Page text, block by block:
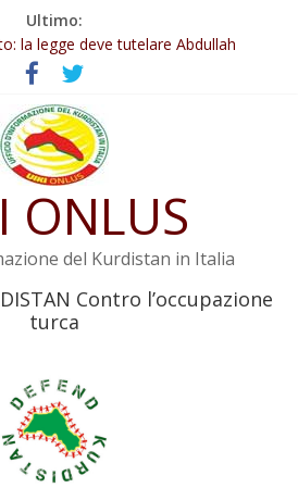
Ultimo:
negativa deve essere trasformata in
la legge deve tutelare Abdullah
Şengal è di nuovo sotto minaccia
di Rêber Apo ostacolerebbe
contro i crimini di guerra
ONLUS
del Kurdistan in Italia
Contro l’occupazione
turca